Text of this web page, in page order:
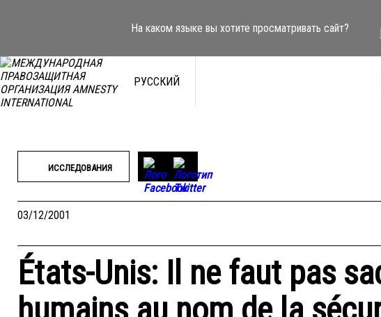
На каком языке вы хотите просматривать сайт?
РУССКИЙ
ИССЛЕДОВАНИЯ
03/12/2001
États-Unis: Il ne faut pas